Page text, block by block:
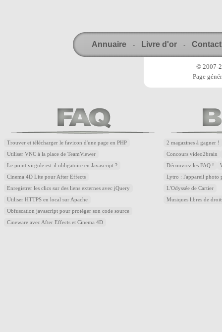
Annuaire - Livre d'or - Contact
© 2007-
Page
Trouver et télécharger le favicon d'une page en PHP
Utiliser VNC à la place de TeamViewer
Le point virgule est-il obligatoire en Javascript ?
Cinema 4D Lite pour After Effects
Enregistrer les clics sur des liens externes avec jQuery
Utiliser HTTPS en local sur Apache
Obfuscation javascript pour protéger son code source
Cineware avec After Effects et Cinema 4D
2 magazines à gagner !
Concours video2brain
Découvrez les FAQ !
Lytro : l'appareil photo
L'Odyssée de Cartier
Musiques libres de